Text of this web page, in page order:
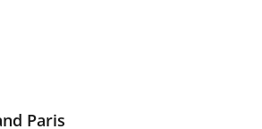
Paris